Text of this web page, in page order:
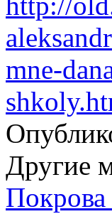
mne-
Другие
Покрова